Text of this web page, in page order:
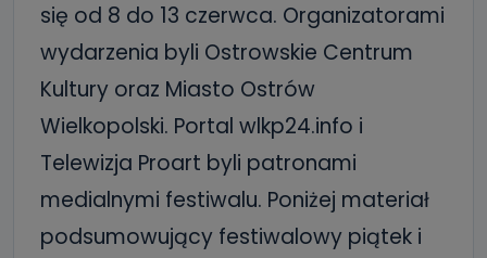
się od 8 do 13 czerwca. Organizatorami
wydarzenia byli Ostrowskie Centrum
Kultury oraz Miasto Ostrów
Wielkopolski. Portal wlkp24.info i
Telewizja Proart byli patronami
medialnymi festiwalu. Poniżej materiał
podsumowujący festiwalowy piątek i